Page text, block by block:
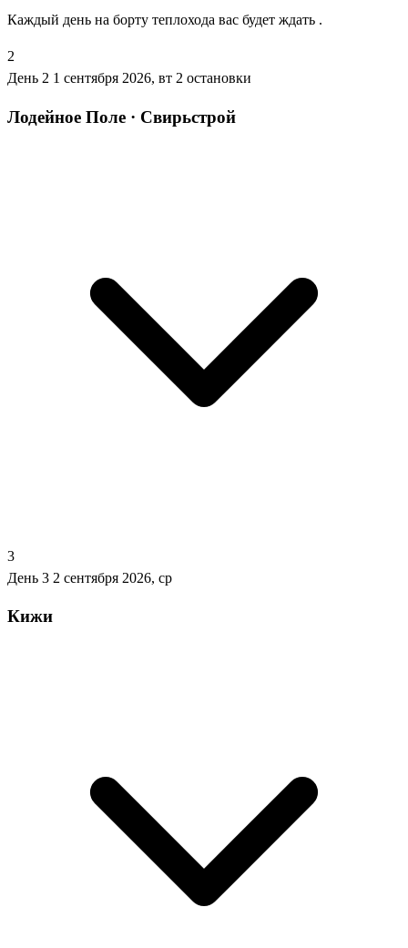
Каждый день на борту теплохода вас будет ждать .
2
День 2 1 сентября 2026, вт 2 остановки
Лодейное Поле · Свирьстрой
3
День 3 2 сентября 2026, ср
Кижи